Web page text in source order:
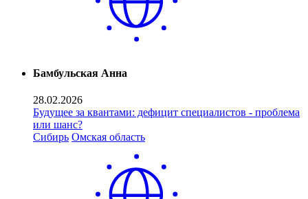
Бамбульская Анна
28.02.2026
Будущее за квантами: дефицит специалистов - проблема
или шанс?
Сибирь Омская область